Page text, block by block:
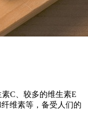
C、较多的维生素E
维素等，备受人们的